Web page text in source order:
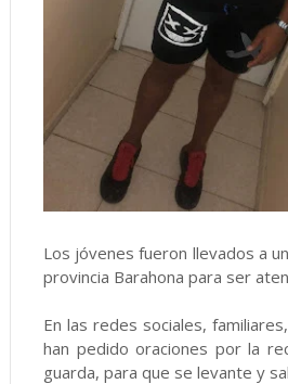
Los jóvenes fueron llevados a
provincia Barahona para ser
En las redes sociales,
han pedido oraciones por la
guarda, para que se levante y